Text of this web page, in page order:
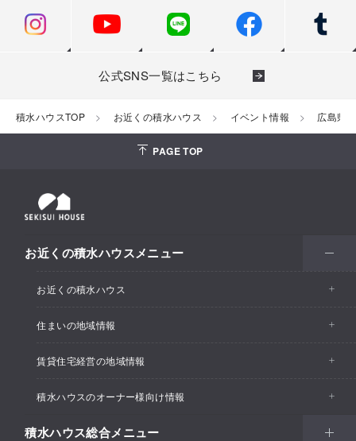
公式SNS一覧はこちら
積水ハウスTOP お近くの積水ハウス イベント情報 広島県
PAGE TOP
お近くの積水ハウスメニュー
お近くの積水ハウス
お近くの積水ハウストップ
住まいの地域情報
イベント情報
住宅展示場・ショールーム情報
賃貸住宅経営の地域情報
イベント情報
支店・事業所情報
積水ハウスのオーナー様向け情報
カスタマーズセンター
積水ハウス総合メニュー